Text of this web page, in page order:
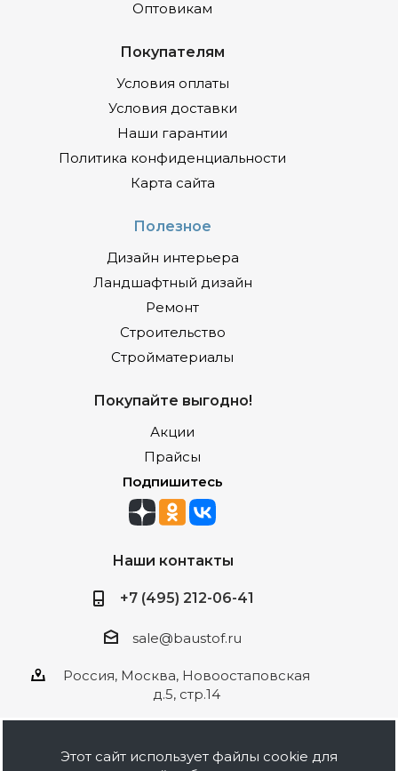
Оптовикам
Покупателям
Условия оплаты
Условия доставки
Наши гарантии
Политика конфиденциальности
Карта сайта
Полезное
Дизайн интерьера
Ландшафтный дизайн
Ремонт
Строительство
Стройматериалы
Покупайте выгодно!
Акции
Прайсы
Подпишитесь
Наши контакты
+7 (495) 212-06-41
sale@baustof.ru
Россия, Москва, Новоостаповская
д.5, стр.14
Этот сайт использует файлы cookie для